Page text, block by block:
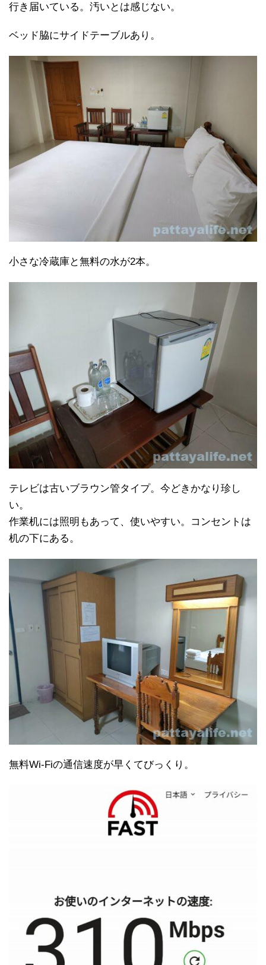
行き届いている。汚いとは感じない。
ベッド脇にサイドテーブルあり。
小さな冷蔵庫と無料の水が2本。
テレビは古いブラウン管タイプ。今どきかなり珍し
い。
作業机には照明もあって、使いやすい。コンセントは
机の下にある。
無料Wi-Fiの通信速度が早くてびっくり。